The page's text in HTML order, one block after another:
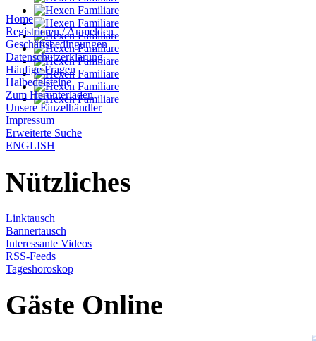
Home
Registrieren / Anmelden
Geschäftsbedingungen
Datenschutzerklärung
Häufige Fragen
Halbedelsteine
Zum Herunterladen
Unsere Einzelhändler
Impressum
Erweiterte Suche
ENGLISH
Nützliches
Linktausch
Bannertausch
Interessante Videos
RSS-Feeds
Tageshoroskop
Gäste Online